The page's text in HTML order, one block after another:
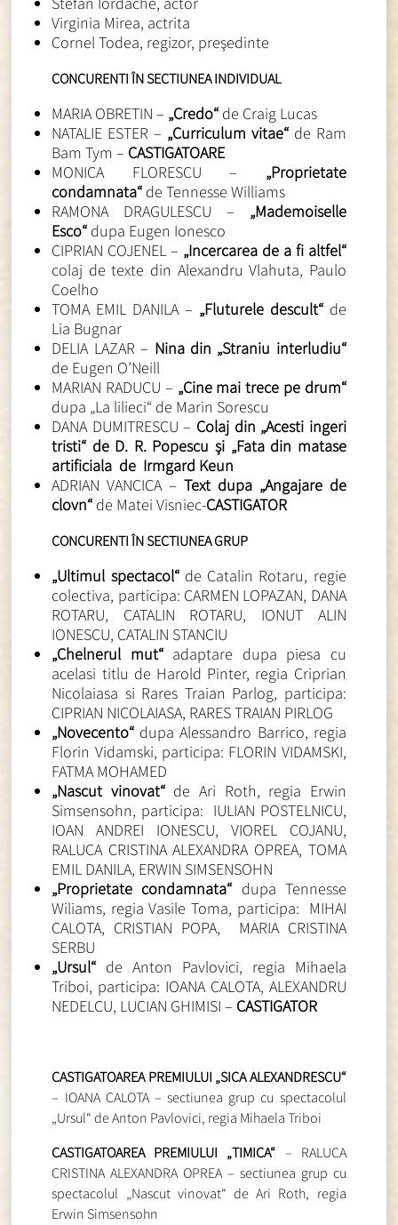
Virginia Mirea, actrita
Cornel Todea, regizor, preşedinte
CONCURENTI ÎN SECTIUNEA INDIVIDUAL
MARIA OBRETIN – „Credo“de Craig Lucas
NATALIE ESTER – „Curriculum vitae“de Ram
Bam Tym – CASTIGATOARE
MONICA FLORESCU – „Proprietate
condamnata“de Tennesse Williams
RAMONA DRAGULESCU – „Mademoiselle
Esco“dupa Eugen Ionesco
CIPRIAN COJENEL – „Incercarea de a fi altfel“
colaj de texte din Alexandru Vlahuta, Paulo
Coelho
TOMA EMIL DANILA – „Fluturele descult“de
Lia Bugnar
DELIA LAZAR – Nina din „Straniu interludiu“
de Eugen O’Neill
MARIAN RADUCU – „Cine mai trece pe drum“
dupa „La lilieci“ de Marin Sorescu
DANA DUMITRESCU – Colaj din „Acesti ingeri
tristi“ de D. R. Popescu şi „Fata din matase
artificiala de Irmgard Keun
ADRIAN VANCICA – Text dupa „Angajare de
clovn“de Matei Visniec-CASTIGATOR
CONCURENTI ÎN SECTIUNEA GRUP
„Ultimul spectacol“ de Catalin Rotaru, regie
colectiva, participa: CARMEN LOPAZAN, DANA
ROTARU, CATALIN ROTARU, IONUT ALIN
IONESCU, CATALIN STANCIU
„Chelnerul mut“adaptare dupa piesa cu
acelasi titlu de Harold Pinter, regia Criprian
Nicolaiasa si Rares Traian Parlog, participa:
CIPRIAN NICOLAIASA, RARES TRAIAN PIRLOG
„Novecento“dupa Alessandro Barrico, regia
Florin Vidamski, participa: FLORIN VIDAMSKI,
FATMA MOHAMED
„Nascut vinovat“ de Ari Roth, regia Erwin
Simsensohn, participa: IULIAN POSTELNICU,
IOAN ANDREI IONESCU, VIOREL COJANU,
RALUCA CRISTINA ALEXANDRA OPREA, TOMA
EMIL DANILA, ERWIN SIMSENSOHN
„Proprietate condamnata“dupa Tennesse
Wiliams, regia Vasile Toma, participa: MIHAI
CALOTA, CRISTIAN POPA, MARIA CRISTINA
SERBU
„Ursul“de Anton Pavlovici, regia Mihaela
Triboi, participa: IOANA CALOTA, ALEXANDRU
NEDELCU, LUCIAN GHIMISI – CASTIGATOR
CASTIGATOAREA PREMIULUI „SICA ALEXANDRESCU“
– IOANA CALOTA – sectiunea grup cu spectacolul
„Ursul“ de Anton Pavlovici, regia Mihaela Triboi
CASTIGATOAREA PREMIULUI „TIMICA“ – RALUCA
CRISTINA ALEXANDRA OPREA – sectiunea grup cu
spectacolul „Nascut vinovat“ de Ari Roth, regia
Erwin Simsensohn